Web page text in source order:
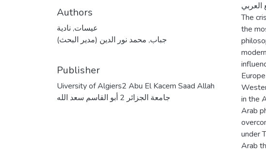
Authors
عيسات, نادية
جباب, محمد نور الدين (مدير البحث)
Publisher
Uiversity of Algiers2 Abu El Kacem Saad Allah
جامعة الجزائر 2 أبو القاسم سعد الله
العربي.
The
the
in the
Arab
under
Arab